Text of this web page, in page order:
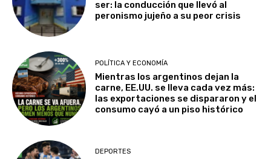
ser: la conducción que llevó al
peronismo jujeño a su peor crisis
POLÍTICA Y ECONOMÍA
Mientras los argentinos dejan la
carne, EE.UU. se lleva cada vez más:
las exportaciones se dispararon y el
consumo cayó a un piso histórico
DEPORTES